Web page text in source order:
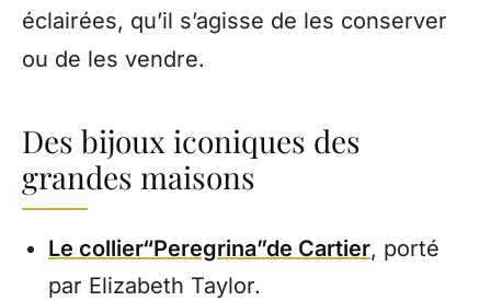
éclairées, qu’il s’agisse de les conserver
ou de les vendre.
Des bijoux iconiques des
grandes maisons
Le collier“Peregrina”de Cartier, porté
par Elizabeth Taylor.